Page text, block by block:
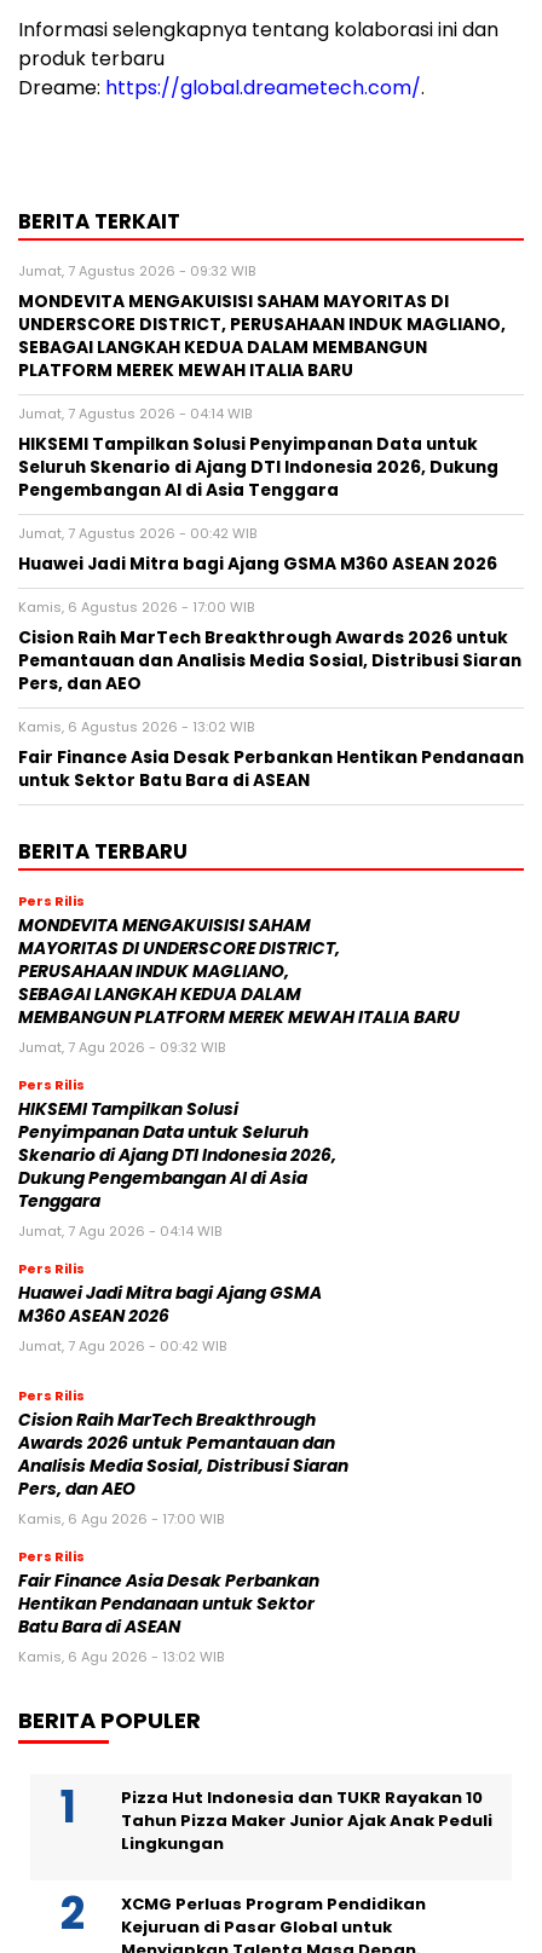
Informasi selengkapnya tentang kolaborasi ini dan
produk terbaru
Dreame: https://global.dreametech.com/.
BERITA TERKAIT
Jumat, 7 Agustus 2026 - 09:32 WIB
MONDEVITA MENGAKUISISI SAHAM MAYORITAS DI
UNDERSCORE DISTRICT, PERUSAHAAN INDUK MAGLIANO,
SEBAGAI LANGKAH KEDUA DALAM MEMBANGUN
PLATFORM MEREK MEWAH ITALIA BARU
Jumat, 7 Agustus 2026 - 04:14 WIB
HIKSEMI Tampilkan Solusi Penyimpanan Data untuk
Seluruh Skenario di Ajang DTI Indonesia 2026, Dukung
Pengembangan AI di Asia Tenggara
Jumat, 7 Agustus 2026 - 00:42 WIB
Huawei Jadi Mitra bagi Ajang GSMA M360 ASEAN 2026
Kamis, 6 Agustus 2026 - 17:00 WIB
Cision Raih MarTech Breakthrough Awards 2026 untuk
Pemantauan dan Analisis Media Sosial, Distribusi Siaran
Pers, dan AEO
Kamis, 6 Agustus 2026 - 13:02 WIB
Fair Finance Asia Desak Perbankan Hentikan Pendanaan
untuk Sektor Batu Bara di ASEAN
BERITA TERBARU
Pers Rilis
MONDEVITA MENGAKUISISI SAHAM
MAYORITAS DI UNDERSCORE DISTRICT,
PERUSAHAAN INDUK MAGLIANO,
SEBAGAI LANGKAH KEDUA DALAM
MEMBANGUN PLATFORM MEREK MEWAH ITALIA BARU
Jumat, 7 Agu 2026 - 09:32 WIB
Pers Rilis
HIKSEMI Tampilkan Solusi
Penyimpanan Data untuk Seluruh
Skenario di Ajang DTI Indonesia 2026,
Dukung Pengembangan AI di Asia
Tenggara
Jumat, 7 Agu 2026 - 04:14 WIB
Pers Rilis
Huawei Jadi Mitra bagi Ajang GSMA
M360 ASEAN 2026
Jumat, 7 Agu 2026 - 00:42 WIB
Pers Rilis
Cision Raih MarTech Breakthrough
Awards 2026 untuk Pemantauan dan
Analisis Media Sosial, Distribusi Siaran
Pers, dan AEO
Kamis, 6 Agu 2026 - 17:00 WIB
Pers Rilis
Fair Finance Asia Desak Perbankan
Hentikan Pendanaan untuk Sektor
Batu Bara di ASEAN
Kamis, 6 Agu 2026 - 13:02 WIB
BERITA POPULER
Pizza Hut Indonesia dan TUKR Rayakan 10
Tahun Pizza Maker Junior Ajak Anak Peduli
Lingkungan
XCMG Perluas Program Pendidikan
Kejuruan di Pasar Global untuk